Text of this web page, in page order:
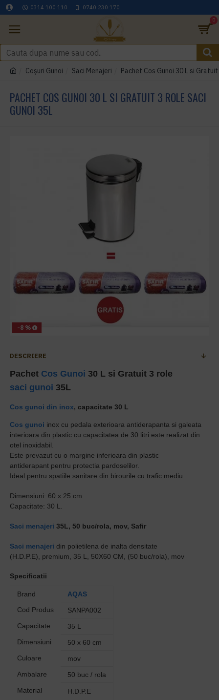
0314 100 110 0740 230 170
0
Coşuri Gunoi Saci Menajeri Pachet Cos Gunoi 30 L si
PACHET COS GUNOI 30 L SI GRATUIT 3 ROLE SACI
GUNOI 35L
-8 %
DESCRIERE
Pachet Cos Gunoi 30 L si Gratuit 3 role
saci gunoi 35L
Cos gunoi din inox, capacitate 30 L
Cos gunoi inox cu pedala exterioara antiderapanta si galeata
interioara din plastic cu capacitatea de 30 litri este realizat din
otel inoxidabil.
Este prevazut cu o margine inferioara din plastic
antiderapant pentru protectia pardoselilor.
Ideal pentru spatiile sanitare din birourile cu trafic mediu.
Dimensiuni: 60 x 25 cm.
Capacitate: 30 L.
Saci menajeri 35L, 50 buc/rola, mov, Safir
Saci menajeri din polietilena de inalta densitate
(H.D.P.E), premium, 35 L, 50X60 CM, (50 buc/rola), mov
Specificatii
Brand
AQAS
Cod Produs
SANPA002
Capacitate
35 L
Dimensiuni
50 x 60 cm
Culoare
mov
Ambalare
50 buc / rola
Material
H.D.P.E